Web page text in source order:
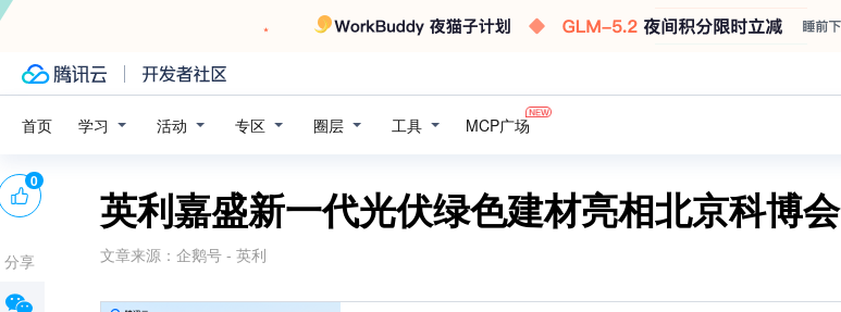
首页 学习 活动 专区 圈层 工具 MCP广场
英利嘉盛新一代光伏绿色建材亮相北京科博会
文章来源： 企鹅号 - 英利
0
分享